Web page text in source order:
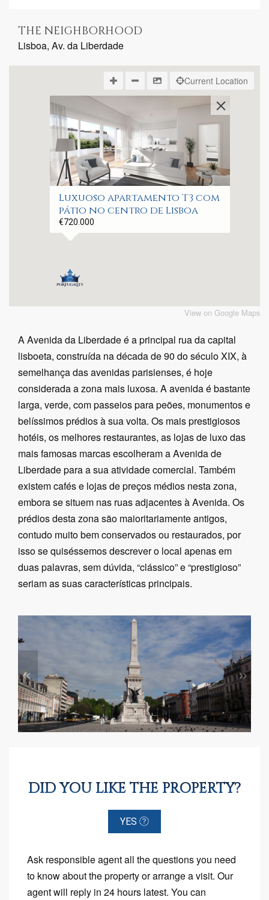
THE NEIGHBORHOOD
Lisboa, Av. da Liberdade
Luxuoso apartamento T3 com
pátio no centro de Lisboa
€720.000
Current Location
View on Google Maps
A Avenida da Liberdade é a principal rua da capital
lisboeta, construída na década de 90 do século XIX, à
semelhança das avenidas parisienses, é hoje
considerada a zona mais luxosa. A avenida é bastante
larga, verde, com passeios para peões, monumentos e
belíssimos prédios à sua volta. Os mais prestigiosos
hotéis, os melhores restaurantes, as lojas de luxo das
mais famosas marcas escolheram a Avenida de
Liberdade para a sua atividade comercial. Também
existem cafés e lojas de preços médios nesta zona,
embora se situem nas ruas adjacentes à Avenida. Os
prédios desta zona são maioritariamente antigos,
contudo muito bem conservados ou restaurados, por
isso se quiséssemos descrever o local apenas em
duas palavras, sem dúvida, “clássico” e “prestigioso”
seriam as suas características principais.
« »
DID YOU LIKE THE PROPERTY?
YES
Ask responsible agent all the questions you need
to know about the property or arrange a visit. Our
agent will reply in 24 hours latest. You can